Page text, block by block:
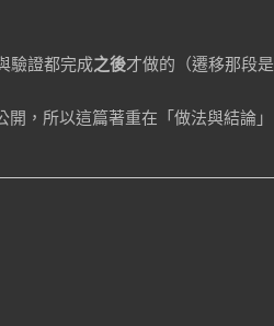
驗證都完成之後才做的（遷移那段
，所以這篇著重在「做法與結論